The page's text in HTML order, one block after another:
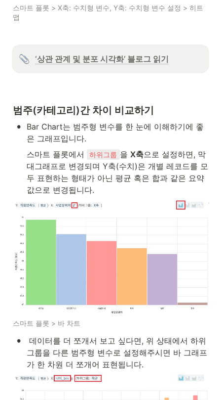
스마트 플롯 > X축: 수치형 변수, Y축: 수치형 변수 설정 > 히트
맵
‘상관 관계 및 분포 시각화’ 블로그 읽기
범주(카테고리)간 차이 비교하기
•
Bar Chart는 범주형 변수를 한 눈에 이해하기에 좋
은 그래프입니다.
스마트 플롯에서
하위그룹 을 X축으로 설정하면, 막
대그래프로 변경되며 Y축(수치)은 개별 레코드를 모
두 표현하는 형태가 아닌 평균 혹은 합과 같은 요약
값으로 변경됩니다.
스마트 플롯 > 바 차트
•
데이터를 더 쪼개서 보고 싶다면, 위 상태에서 하위
그룹을 다른 범주형 변수로 설정해주시면 바 그래프
가 한 차원 더 쪼개어 표현됩니다.